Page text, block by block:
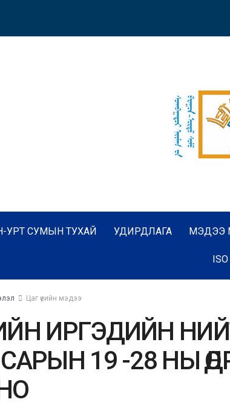
УРТ СУМЫН ТУХАЙ УДИРДЛАГА МЭДЭЭ
Цаг үеийн мэдээ
ИРГЭДИЙН
19 -28 НЫ